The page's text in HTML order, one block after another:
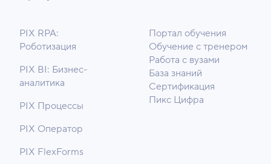
PIX RPA:
Роботизация
PIX BI: Бизнес-
аналитика
PIX Процессы
PIX Оператор
PIX FlexForms
Портал обучения
Обучение с тренером
Работа с вузами
База знаний
Сертификация
Пикс Цифра